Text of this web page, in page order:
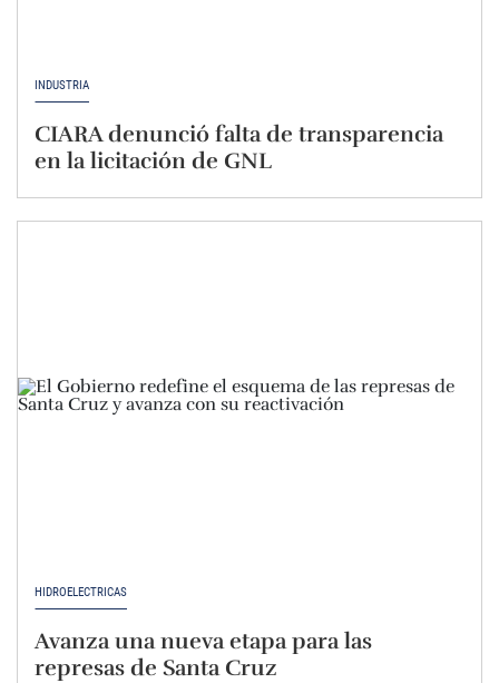
INDUSTRIA
CIARA denunció falta de transparencia
en la licitación de GNL
HIDROELÉCTRICAS
Avanza una nueva etapa para las
represas de Santa Cruz